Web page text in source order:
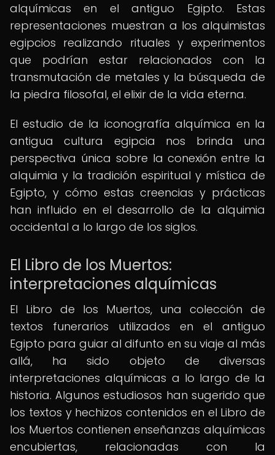
alquímicas en el antiguo Egipto. Estas
representaciones muestran a los alquimistas
egipcios realizando rituales y experimentos
que podrían estar relacionados con la
transmutación de metales y la búsqueda de
la piedra filosofal, el elixir de la vida eterna.
El estudio de la iconografía alquímica en la
antigua cultura egipcia nos brinda una
perspectiva única sobre la conexión entre la
alquimia y la tradición espiritual y mística de
Egipto, y cómo estas creencias y prácticas
han influido en el desarrollo de la alquimia
occidental a lo largo de los siglos.
El Libro de los Muertos:
interpretaciones alquímicas
El Libro de los Muertos, una colección de
textos funerarios utilizados en el antiguo
Egipto para guiar al difunto en su viaje al más
allá, ha sido objeto de diversas
interpretaciones alquímicas a lo largo de la
historia. Algunos estudiosos han sugerido que
los textos y hechizos contenidos en el Libro de
los Muertos contienen enseñanzas alquímicas
encubiertas, relacionadas con la